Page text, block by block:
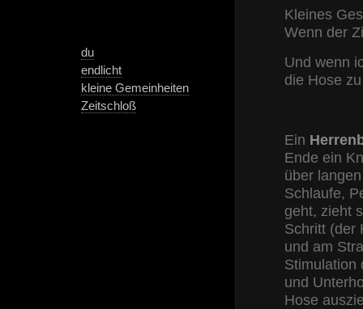
du
endlicht
kleine Gemeinheiten
Zeitschloß
Kleines
Wenn der
Und wenn
die Hose
Ein
Ende ein
über
Schlaufe,
geht, zieht
Schritt (der
und am
Stimulation
und
Hose